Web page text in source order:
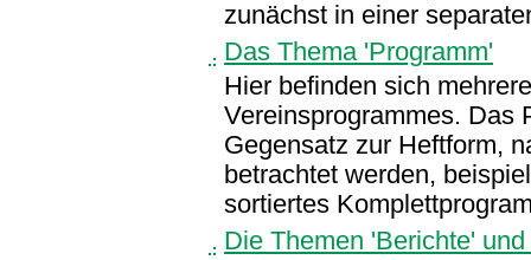
zunächst in einer
Das Thema 'Programm'
Hier befinden sich
Vereinsprogrammes. Das
Gegensatz zur Heftform,
betrachtet werden,
sortiertes
Die Themen 'Berichte'